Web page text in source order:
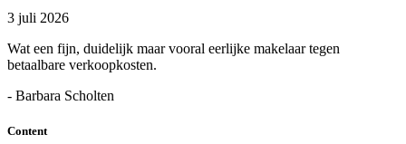
3 juli 2026
Wat een fijn, duidelijk maar vooral eerlijke makelaar tegen
betaalbare verkoopkosten.
- Barbara Scholten
Content